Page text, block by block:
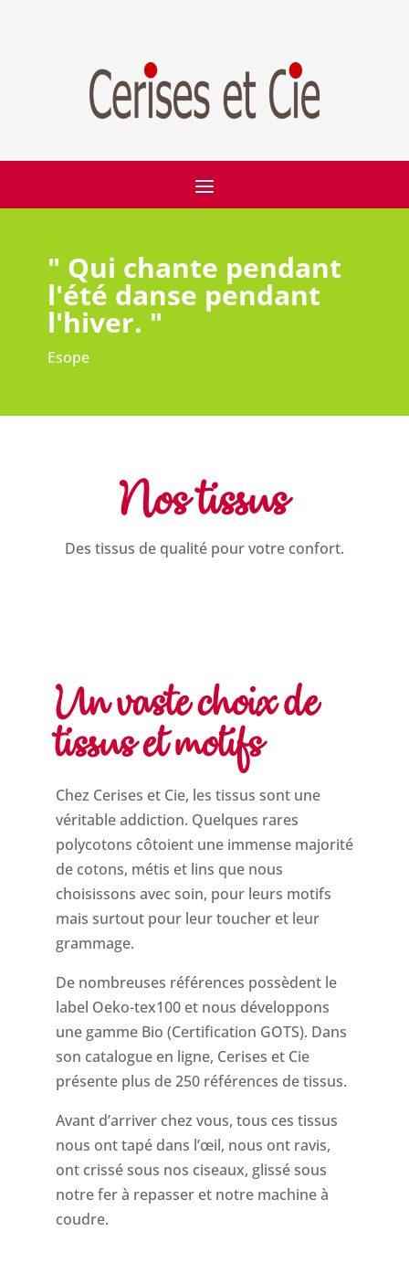
" Qui chante pendant
l'été danse pendant
l'hiver. "
Esope
Nos tissus
Des tissus de qualité pour votre confort.
Un vaste choix de
tissus et motifs
Chez Cerises et Cie, les tissus sont une
véritable addiction. Quelques rares
polycotons côtoient une immense majorité
de cotons, métis et lins que nous
choisissons avec soin, pour leurs motifs
mais surtout pour leur toucher et leur
grammage.
De nombreuses références possèdent le
label Oeko-tex100 et nous développons
une gamme Bio (Certification GOTS). Dans
son catalogue en ligne, Cerises et Cie
présente plus de 250 références de tissus.
Avant d’arriver chez vous, tous ces tissus
nous ont tapé dans l’œil, nous ont ravis,
ont crissé sous nos ciseaux, glissé sous
notre fer à repasser et notre machine à
coudre.